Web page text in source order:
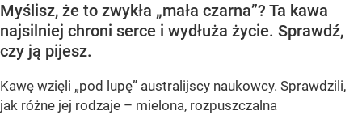
Myślisz, że to zwykła „mała czarna”? Ta kawa
najsilniej chroni serce i wydłuża życie. Sprawdź,
czy ją pijesz.
Kawę wzięli „pod lupę” australijscy naukowcy. Sprawdzili,
jak różne jej rodzaje – mielona, rozpuszczalna